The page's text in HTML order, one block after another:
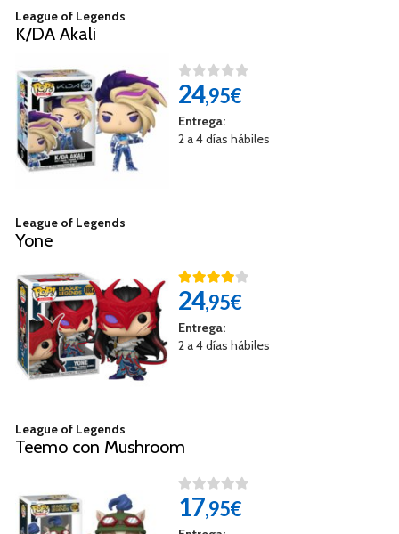
League of Legends
K/DA Akali
24,95€
Entrega:
2 a 4 días hábiles
League of Legends
Yone
24,95€
Entrega:
2 a 4 días hábiles
League of Legends
Teemo con Mushroom
17,95€